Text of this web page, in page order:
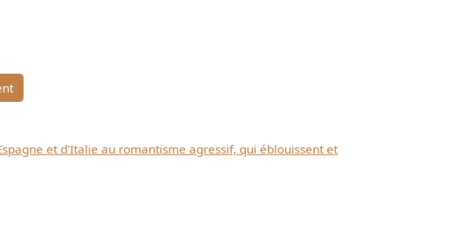
et d'Italie au romantisme agressif, qui éblouissent et